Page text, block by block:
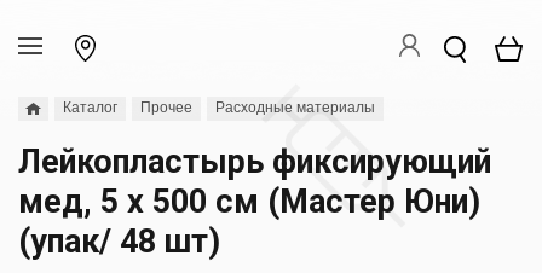
Каталог Прочее Расходные материалы
Лейкопластырь фиксирующий
мед, 5 х 500 см (Мастер Юни)
(упак/ 48 шт)